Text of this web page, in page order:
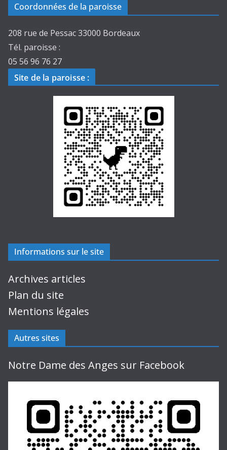
Coordonnées de la paroisse
208 rue de Pessac 33000 Bordeaux
Tél. paroisse :
05 56 96 76 27
Site de la paroisse :
Informations sur le site
Archives articles
Plan du site
Mentions légales
Autres sites
Notre Dame des Anges sur Facebook